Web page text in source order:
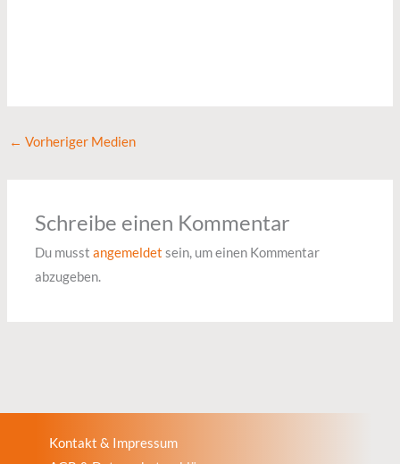
← Vorheriger Medien
Schreibe einen Kommentar
Du musstangemeldet sein, um einen Kommentar
abzugeben.
Kontakt & Impressum